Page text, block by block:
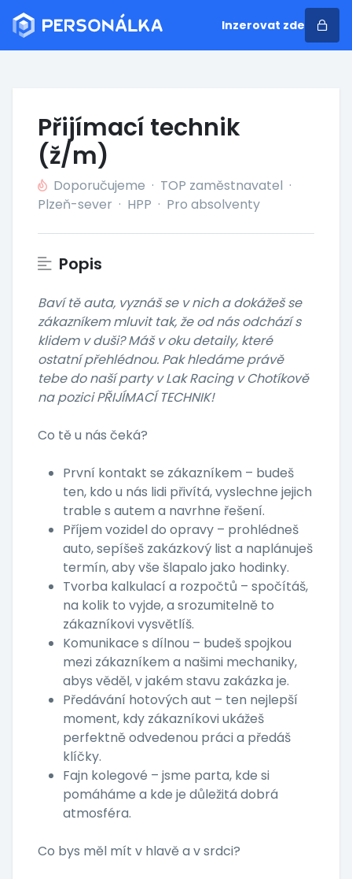
Inzerovat zde
Přijímací technik
(ž/m)
Doporučujeme · TOP zaměstnavatel ·
Plzeň-sever · HPP · Pro absolventy
Popis
Baví tě auta, vyznáš se v nich a dokážeš se
zákazníkem mluvit tak, že od nás odchází s
klidem v duši? Máš v oku detaily, které
ostatní přehlédnou. Pak hledáme právě
tebe do naší party v Lak Racing v Chotíkově
na pozici PŘIJÍMACÍ TECHNIK!
Co tě u nás čeká?
První kontakt se zákazníkem – budeš
ten, kdo u nás lidi přivítá, vyslechne jejich
trable s autem a navrhne řešení.
Příjem vozidel do opravy – prohlédneš
auto, sepíšeš zakázkový list a naplánuješ
termín, aby vše šlapalo jako hodinky.
Tvorba kalkulací a rozpočtů – spočítáš,
na kolik to vyjde, a srozumitelně to
zákazníkovi vysvětlíš.
Komunikace s dílnou – budeš spojkou
mezi zákazníkem a našimi mechaniky,
abys věděl, v jakém stavu zakázka je.
Předávání hotových aut – ten nejlepší
moment, kdy zákazníkovi ukážeš
perfektně odvedenou práci a předáš
klíčky.
Fajn kolegové – jsme parta, kde si
pomáháme a kde je důležitá dobrá
atmosféra.
Co bys měl mít v hlavě a v srdci?